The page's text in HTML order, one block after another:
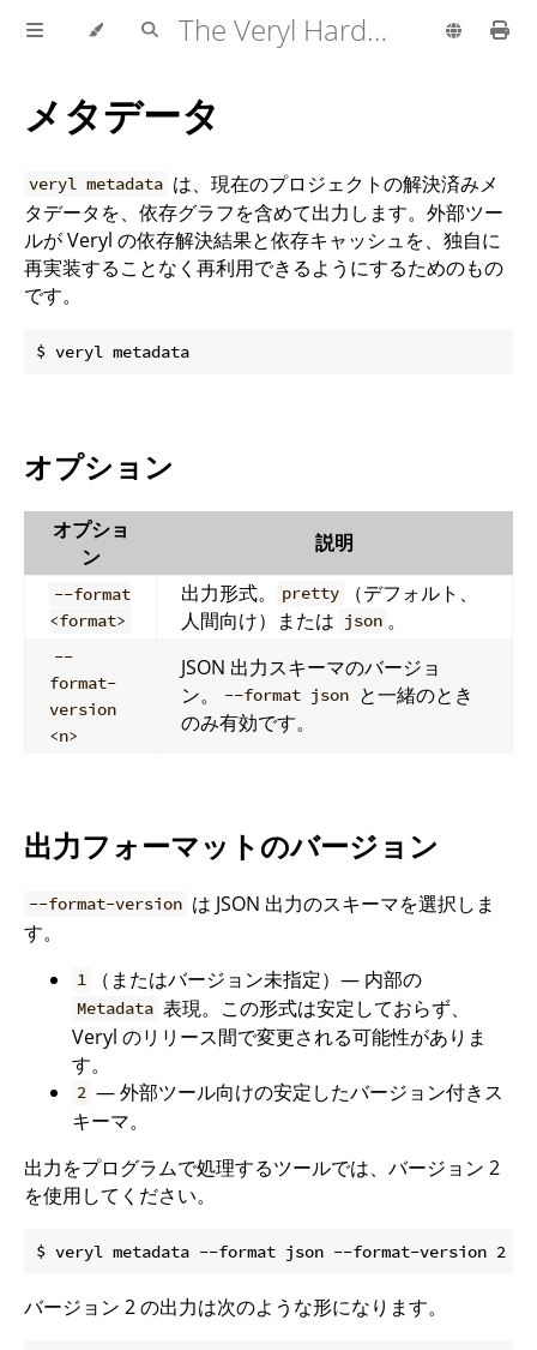
The Veryl Hardware Description Language
メタデータ
veryl metadata は、現在のプロジェクトの解決済みメ
タデータを、依存グラフを含めて出力します。外部ツー
ルが Veryl の依存解決結果と依存キャッシュを、独自に
再実装することなく再利用できるようにするためのもの
です。
オプション
オプショ
ン
説明
--format
<format>
出力形式。 pretty
（デフォルト、
人間向け）または json 。
--
format-
version
<n>
JSON 出力スキーマのバージョ
ン。
--format json と一緒のとき
のみ有効です。
出力フォーマットのバージョン
--format-version は JSON 出力のスキーマを選択しま
す。
1 （またはバージョン未指定）— 内部の
Metadata 表現。この形式は安定しておらず、
Veryl のリリース間で変更される可能性がありま
す。
2 — 外部ツール向けの安定したバージョン付きス
キーマ。
出力をプログラムで処理するツールでは、バージョン 2
を使用してください。
バージョン 2 の出力は次のような形になります。